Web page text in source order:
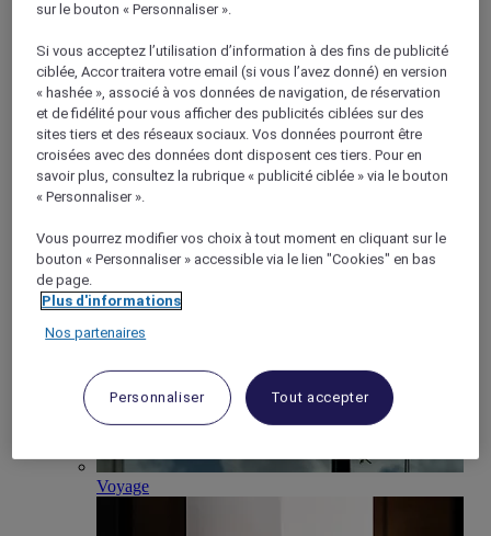
Mariages
Magazine
Retour
Voyage
sur le bouton « Personnaliser ».
Si vous acceptez l’utilisation d’information à des fins de publicité
ciblée, Accor traitera votre email (si vous l’avez donné) en version
« hashée », associé à vos données de navigation, de réservation
et de fidélité pour vous afficher des publicités ciblées sur des
sites tiers et des réseaux sociaux. Vos données pourront être
croisées avec des données dont disposent ces tiers. Pour en
savoir plus, consultez la rubrique « publicité ciblée » via le bouton
« Personnaliser ».
Vous pourrez modifier vos choix à tout moment en cliquant sur le
bouton « Personnaliser » accessible via le lien "Cookies" en bas
de page.
Plus d'informations
Nos partenaires
Personnaliser Tout accepter